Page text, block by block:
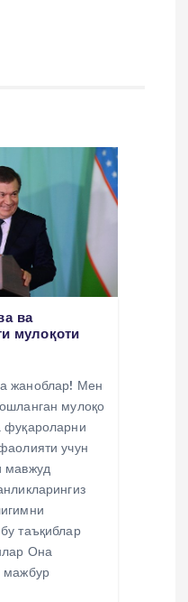
ва
мулоқоти
жаноблар! Мен
мулоқо
фуқароларни
учун
мавжуд
таъқиблар
Она
мажбур